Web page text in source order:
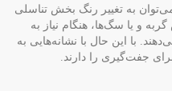
به تغییر رنگ بخش تناسلی
و یا سگ‌ها، هنگام نیاز به
با این حال با نشانه‌هایی به
جفت‌گیری را دارند.